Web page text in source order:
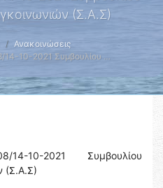
(Σ.Α.Σ)
Ανακοινώσεις
14-10-2021 Συμβουλίου …
10-2021 Συμβουλίου
(Σ.Α.Σ)